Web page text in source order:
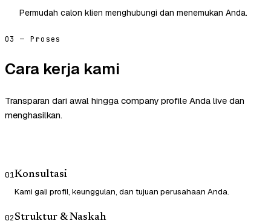
Permudah calon klien menghubungi dan menemukan Anda.
03 — Proses
Cara kerja kami
Transparan dari awal hingga company profile Anda live dan
menghasilkan.
01Konsultasi
Kami gali profil, keunggulan, dan tujuan perusahaan Anda.
02Struktur & Naskah